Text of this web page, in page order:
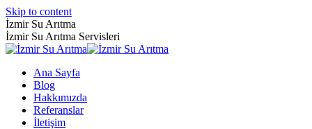
Skip to content
İzmir Su Arıtma
İzmir Su Arıtma Servisleri
Ana Sayfa
Blog
Hakkımızda
Referanslar
İletişim